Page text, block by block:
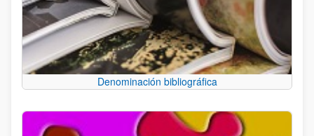
Denominación bibliográfica